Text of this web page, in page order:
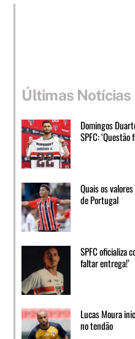
Últimas Notícias
Domingos
SPFC: ‘Questão
Quais os
de Portugal
SPFC oficializa
faltar entrega!’
Lucas Moura
no tendão